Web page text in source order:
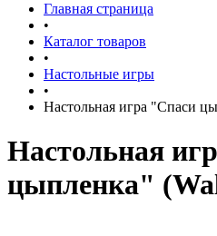
Главная страница
•
Каталог товаров
•
Настольные игры
•
Настольная игра "Спаси
Настольная
цыпленка"